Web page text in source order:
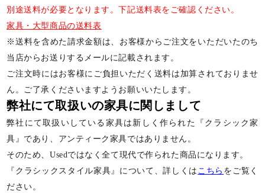
別途送料が必要となります。下記送料表をご確認ください。
家具・大型商品の送料表
※送料を含めた請求金額は、お客様からご注文をいただいたのち
当店からお送りするメールに記載されます。
ご注文時にはお客様にご負担いただく送料は加算されておりませ
ん。ご了承くださいますようお願いいたします。
弊社にて取扱いの家具に関しまして
弊社にて取扱いしている家具は新しく作られた『クラシック家
具』であり、アンティーク家具ではありません。
そのため、Usedではなく全て現代で作られた商品になります。
『クラシックスタイル家具』について、詳しくは こちら をご覧く
ださい。